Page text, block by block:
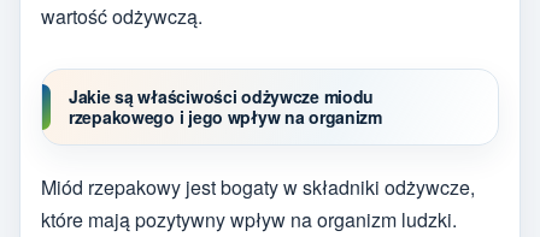
wartość odżywczą.
Jakie są właściwości odżywcze miodu
rzepakowego i jego wpływ na organizm
Miód rzepakowy jest bogaty w składniki odżywcze,
które mają pozytywny wpływ na organizm ludzki.